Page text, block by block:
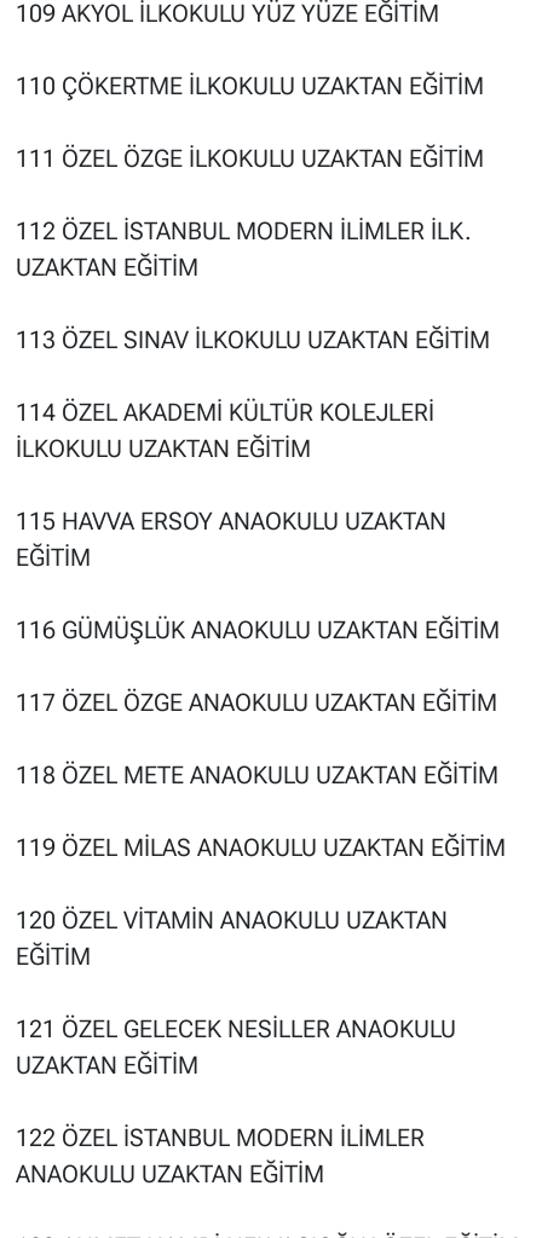
109 AKYOL İLKOKULU YÜZ YÜZE EĞİTİM
110 ÇÖKERTME İLKOKULU UZAKTAN EĞİTİM
111 ÖZEL ÖZGE İLKOKULU UZAKTAN EĞİTİM
112 ÖZEL İSTANBUL MODERN İLİMLER İLK.
UZAKTAN EĞİTİM
113 ÖZEL SINAV İLKOKULU UZAKTAN EĞİTİM
114 ÖZEL AKADEMİ KÜLTÜR KOLEJLERİ
İLKOKULU UZAKTAN EĞİTİM
115 HAVVA ERSOY ANAOKULU UZAKTAN
EĞİTİM
116 GÜMÜŞLÜK ANAOKULU UZAKTAN EĞİTİM
117 ÖZEL ÖZGE ANAOKULU UZAKTAN EĞİTİM
118 ÖZEL METE ANAOKULU UZAKTAN EĞİTİM
119 ÖZEL MİLAS ANAOKULU UZAKTAN EĞİTİM
120 ÖZEL VİTAMİN ANAOKULU UZAKTAN
EĞİTİM
121 ÖZEL GELECEK NESİLLER ANAOKULU
UZAKTAN EĞİTİM
122 ÖZEL İSTANBUL MODERN İLİMLER
ANAOKULU UZAKTAN EĞİTİM